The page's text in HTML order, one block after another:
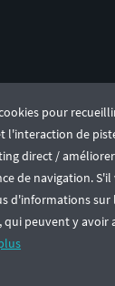
pour
l'interaction de
direct /
de navigation.
d'informations sur
peuvent y avoir
Vilnius, Lithuania
🇫🇷 Français